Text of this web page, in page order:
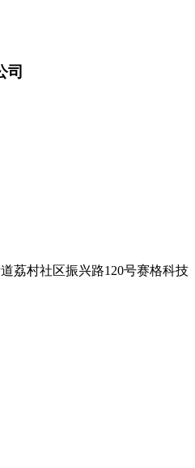
司
荔村社区振兴路120号赛格科技